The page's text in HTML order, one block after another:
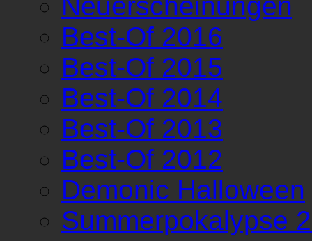
Best-Of 2016
Best-Of 2015
Best-Of 2014
Best-Of 2013
Best-Of 2012
Demonic Halloween
Summerpokalypse